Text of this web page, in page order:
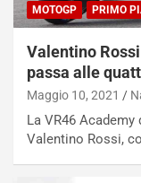
MOTOGP PRIMO
Valentino
passa alle
Maggio 10, 2021
La VR46
Valentino Rossi,